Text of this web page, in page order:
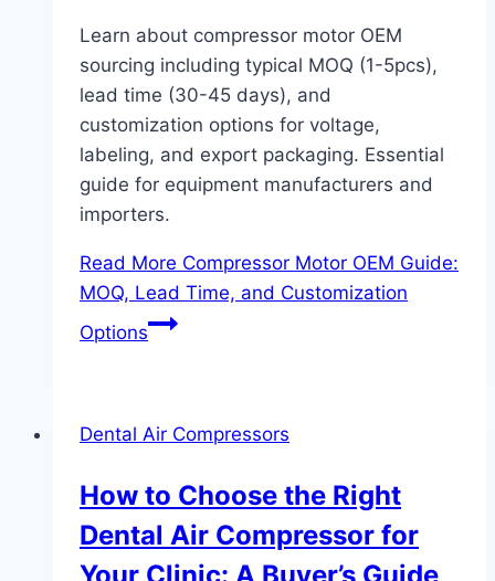
Learn about compressor motor OEM
sourcing including typical MOQ (1-5pcs),
lead time (30-45 days), and
customization options for voltage,
labeling, and export packaging. Essential
guide for equipment manufacturers and
importers.
Read More Compressor Motor OEM Guide:
MOQ, Lead Time, and Customization
Options
Dental Air Compressors
How to Choose the Right
Dental Air Compressor for